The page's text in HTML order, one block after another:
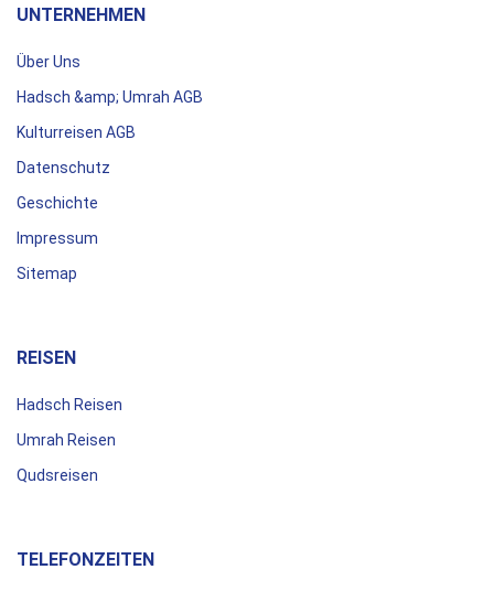
UNTERNEHMEN
Über Uns
Hadsch &amp; Umrah AGB
Kulturreisen AGB
Datenschutz
Geschichte
Impressum
Sitemap
REISEN
Hadsch Reisen
Umrah Reisen
Qudsreisen
TELEFONZEITEN